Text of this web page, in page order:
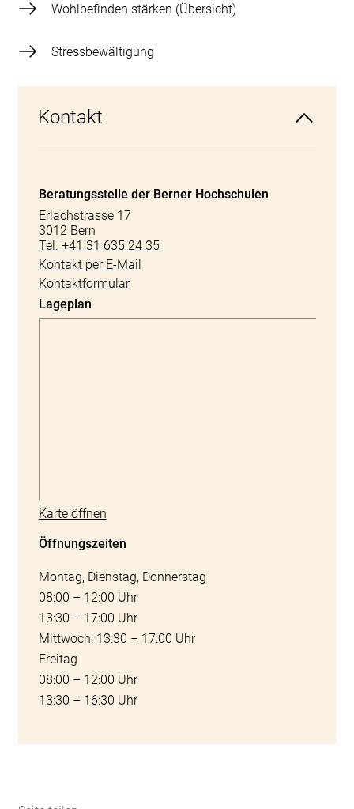
Wohlbefinden stärken (Übersicht)
Stressbewältigung
Kontakt
Beratungsstelle der Berner Hochschulen
Erlachstrasse 17
3012 Bern
Tel. +41 31 635 24 35
Kontakt per E-Mail
Kontaktformular
Lageplan
Karte öffnen
Öffnungszeiten
Montag, Dienstag, Donnerstag
08:00 – 12:00 Uhr
13:30 – 17:00 Uhr
Mittwoch: 13:30 – 17:00 Uhr
Freitag
08:00 – 12:00 Uhr
13:30 – 16:30 Uhr